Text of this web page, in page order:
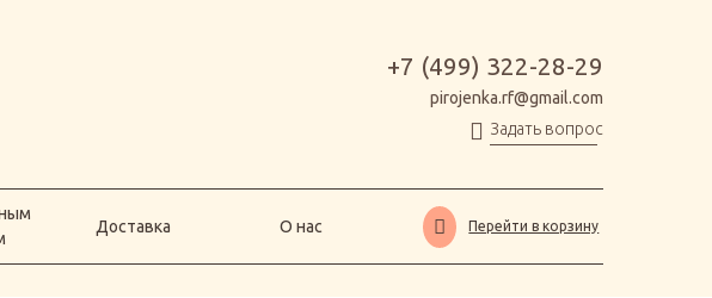
+7 (499) 322-28-29
pirojenka.rf@gmail.com
Задать вопрос
Доставка О нас Перейти в корзину